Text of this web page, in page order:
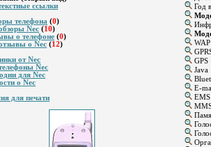
ссылки
телефона (0)
Nec (10)
о телефоне (0)
о Nec (12)
от Nec
Nec
для Nec
о Nec
для печати
Год
WAP
GPS
Java
E-
EMS